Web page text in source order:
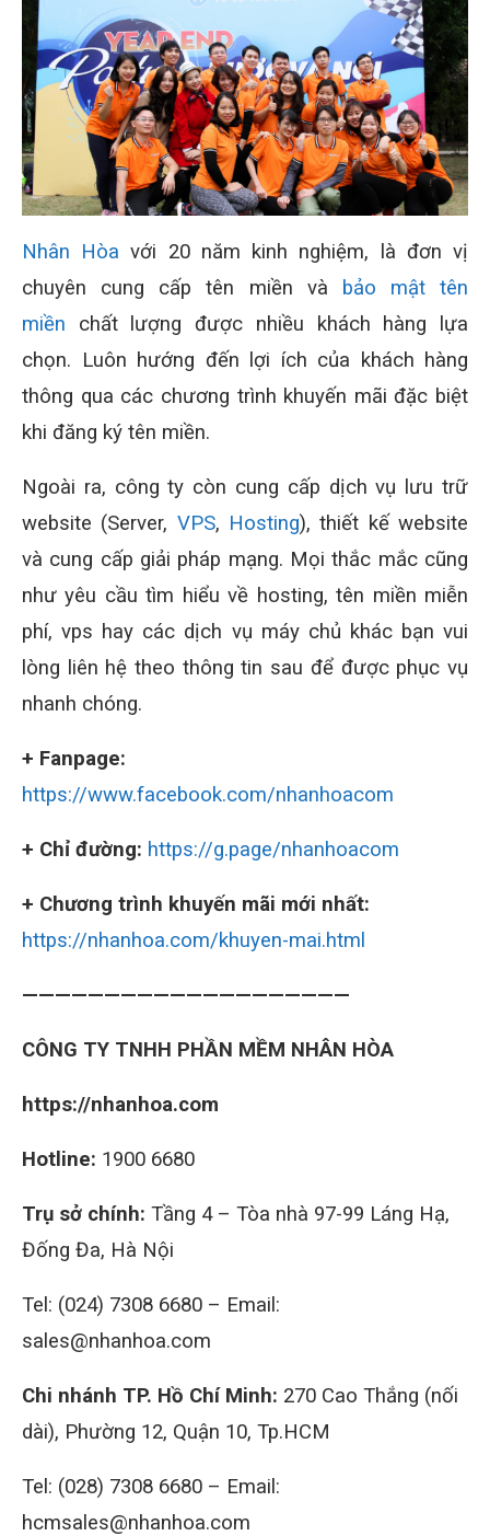
Nhân Hòa với 20 năm kinh nghiệm, là đơn vị
chuyên cung cấp tên miền và bảo mật tên
miền chất lượng được nhiều khách hàng lựa
chọn. Luôn hướng đến lợi ích của khách hàng
thông qua các chương trình khuyến mãi đặc biệt
khi đăng ký tên miền.
Ngoài ra, công ty còn cung cấp dịch vụ lưu trữ
website (Server, VPS, Hosting), thiết kế website
và cung cấp giải pháp mạng. Mọi thắc mắc cũng
như yêu cầu tìm hiểu về hosting, tên miền miễn
phí, vps hay các dịch vụ máy chủ khác bạn vui
lòng liên hệ theo thông tin sau để được phục vụ
nhanh chóng.
+ Fanpage:
https://www.facebook.com/nhanhoacom
+ Chỉ đường: https://g.page/nhanhoacom
+ Chương trình khuyến mãi mới nhất:
https://nhanhoa.com/khuyen-mai.html
————————————————————
CÔNG TY TNHH PHẦN MỀM NHÂN HÒA
https://nhanhoa.com
Hotline: 1900 6680
Trụ sở chính: Tầng 4 – Tòa nhà 97-99 Láng Hạ,
Đống Đa, Hà Nội
Tel: (024) 7308 6680 – Email:
sales@nhanhoa.com
Chi nhánh TP. Hồ Chí Minh: 270 Cao Thắng (nối
dài), Phường 12, Quận 10, Tp.HCM
Tel: (028) 7308 6680 – Email:
hcmsales@nhanhoa.com